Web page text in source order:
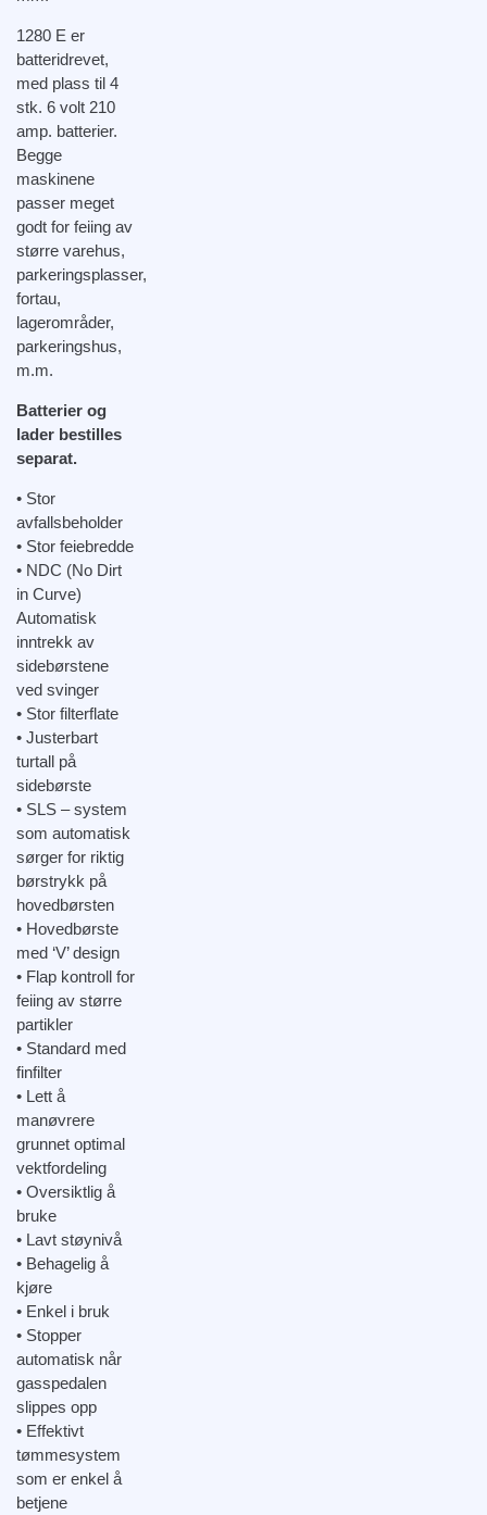
1280 E er
batteridrevet,
med plass til 4
stk. 6 volt 210
amp. batterier.
Begge
maskinene
passer meget
godt for feiing av
større varehus,
parkeringsplasser,
fortau,
lagerområder,
parkeringshus,
m.m.
Batterier og
lader bestilles
separat.
• Stor
avfallsbeholder
• Stor feiebredde
• NDC (No Dirt
in Curve)
Automatisk
inntrekk av
sidebørstene
ved svinger
• Stor filterflate
• Justerbart
turtall på
sidebørste
• SLS – system
som automatisk
sørger for riktig
børstrykk på
hovedbørsten
• Hovedbørste
med ‘V’ design
• Flap kontroll for
feiing av større
partikler
• Standard med
finfilter
• Lett å
manøvrere
grunnet optimal
vektfordeling
• Oversiktlig å
bruke
• Lavt støynivå
• Behagelig å
kjøre
• Enkel i bruk
• Stopper
automatisk når
gasspedalen
slippes opp
• Effektivt
tømmesystem
som er enkel å
betjene